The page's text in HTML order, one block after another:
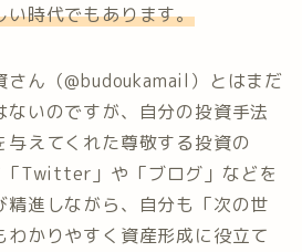
い時代でもあります。
さん（@budoukamail）とはまだ
ないのですが、自分の投資手法
えてくれた尊敬する投資の
「Twitter」や「ブログ」などを
精進しながら、自分も「次の世
わかりやすく資産形成に役立て